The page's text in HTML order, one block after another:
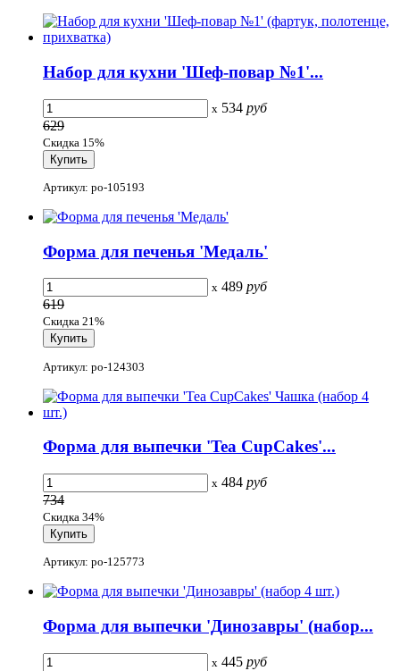
Набор для кухни 'Шеф-повар №1'...
x 534 руб
629
Скидка 15%
Артикул: po-105193
Форма для печенья 'Медаль'
x 489 руб
619
Скидка 21%
Артикул: po-124303
Форма для выпечки 'Tea CupCakes'...
x 484 руб
734
Скидка 34%
Артикул: po-125773
Форма для выпечки 'Динозавры' (набор...
x 445 руб